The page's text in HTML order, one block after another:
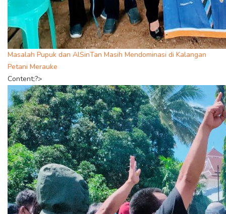
Masalah Pupuk dan AlSinTan Masih Mendominasi di Kalangan
Petani Merauke
Content;?>